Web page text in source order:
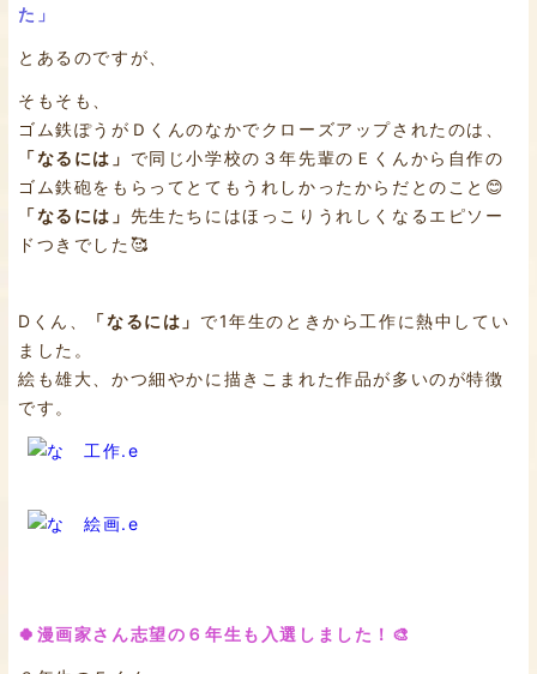
た」
とあるのですが、
そもそも、
ゴム鉄ぽうがＤくんのなかでクローズアップされたのは、
「なるには」 で同じ小学校の３年先輩のＥくんから自作の
ゴム鉄砲をもらってとてもうれしかったからだとのこと😊
「なるには」 先生たちにはほっこりうれしくなるエピソー
ドつきでした🥰
Dくん、 「なるには」 で1年生のときから工作に熱中してい
ました。
絵も雄大、かつ細やかに描きこまれた作品が多いのが特徴
です。
🍀漫画家さん志望の６年生も入選しました！🎨